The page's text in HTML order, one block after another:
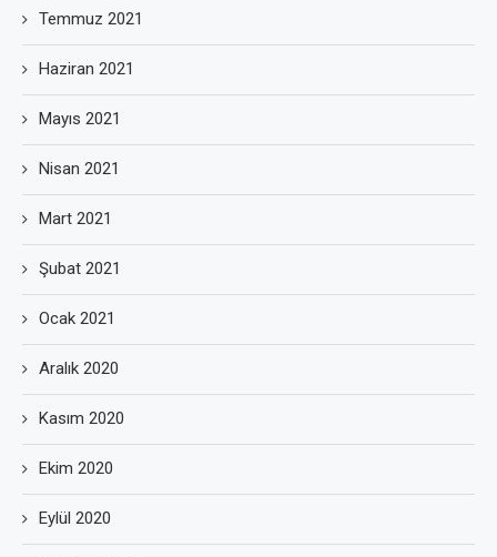
Temmuz 2021
Haziran 2021
Mayıs 2021
Nisan 2021
Mart 2021
Şubat 2021
Ocak 2021
Aralık 2020
Kasım 2020
Ekim 2020
Eylül 2020